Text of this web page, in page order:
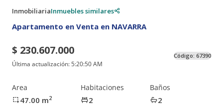
InmobiliariaInmuebles similares
Apartamento en Venta en NAVARRA
$ 230.607.000
Última actualización:5:20:50 AM
Código: 67390
Area
47.00 m2
Habitaciones
2
Baños
2